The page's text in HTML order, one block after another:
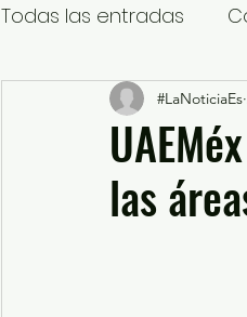
Todas las entradas
Nacional
Educación y Cultura
las
#LaNoticiaEs